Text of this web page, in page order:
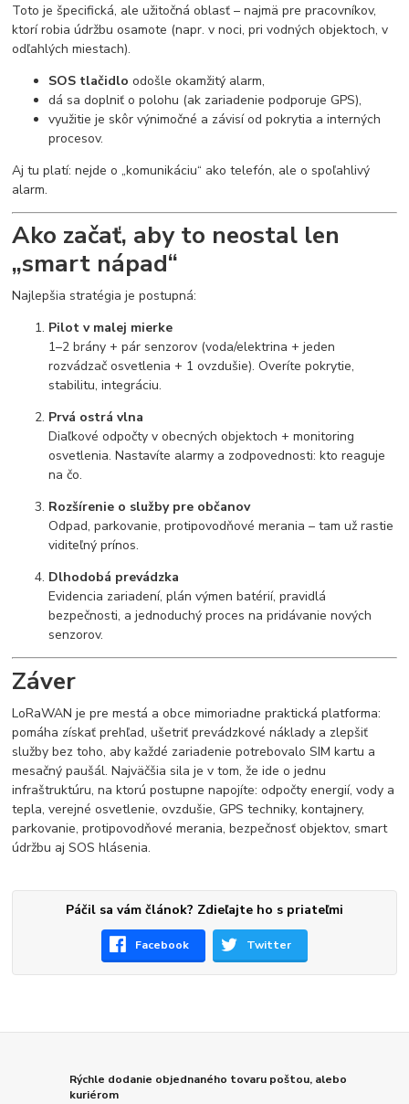
Toto je špecifická, ale užitočná oblasť – najmä pre pracovníkov,
ktorí robia údržbu osamote (napr. v noci, pri vodných objektoch, v
odľahlých miestach).
SOS tlačidlo odošle okamžitý alarm,
dá sa doplniť o polohu (ak zariadenie podporuje GPS),
využitie je skôr výnimočné a závisí od pokrytia a interných
procesov.
Aj tu platí: nejde o „komunikáciu“ ako telefón, ale o spoľahlivý
alarm.
Ako začať, aby to neostal len
„smart nápad“
Najlepšia stratégia je postupná:
Pilot v malej mierke
1–2 brány + pár senzorov (voda/elektrina + jeden
rozvádzač osvetlenia + 1 ovzdušie). Overíte pokrytie,
stabilitu, integráciu.
Prvá ostrá vlna
Diaľkové odpočty v obecných objektoch + monitoring
osvetlenia. Nastavíte alarmy a zodpovednosti: kto reaguje
na čo.
Rozšírenie o služby pre občanov
Odpad, parkovanie, protipovodňové merania – tam už rastie
viditeľný prínos.
Dlhodobá prevádzka
Evidencia zariadení, plán výmen batérií, pravidlá
bezpečnosti, a jednoduchý proces na pridávanie nových
senzorov.
Záver
LoRaWAN je pre mestá a obce mimoriadne praktická platforma:
pomáha získať prehľad, ušetriť prevádzkové náklady a zlepšiť
služby bez toho, aby každé zariadenie potrebovalo SIM kartu a
mesačný paušál. Najväčšia sila je v tom, že ide o jednu
infraštruktúru, na ktorú postupne napojíte: odpočty energií, vody a
tepla, verejné osvetlenie, ovzdušie, GPS techniky, kontajnery,
parkovanie, protipovodňové merania, bezpečnosť objektov, smart
údržbu aj SOS hlásenia.
Páčil sa vám článok? Zdieľajte ho s priateľmi
Facebook Twitter
Rýchle dodanie objednaného tovaru poštou, alebo
kuriérom